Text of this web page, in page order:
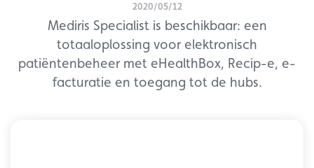
2020/05/12
Mediris Specialist is beschikbaar: een
totaaloplossing voor elektronisch
patiëntenbeheer met eHealthBox, Recip-e, e-
facturatie en toegang tot de hubs.